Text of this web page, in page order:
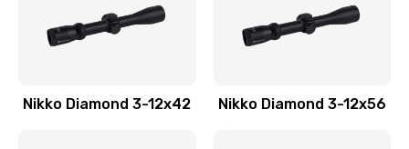
Nikko Diamond 3-12x42 Nikko Diamond 3-12x56